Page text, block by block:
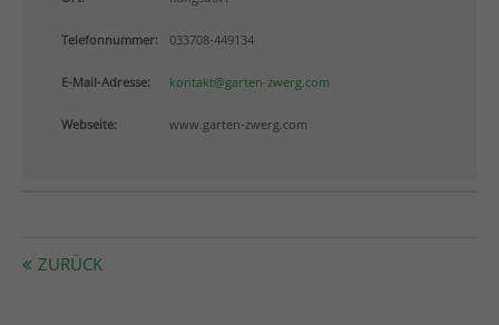
parturient montes, nascetur ridiculus mus. Donec
quam felis, ultricies nec.
Telefonnummer: 033708-449134
E-Mail-Adresse: kontakt@garten-zwerg.com
Webseite: www.garten-zwerg.com
ZURÜCK